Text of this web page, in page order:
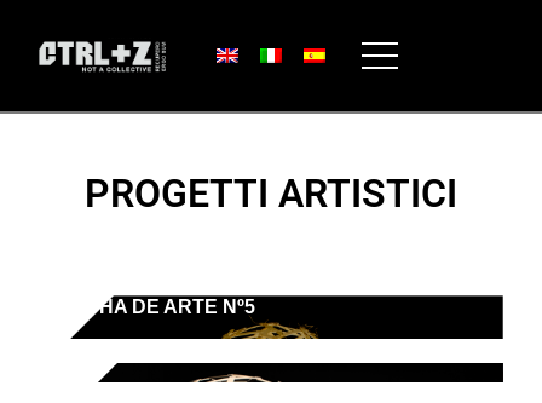
PROGETTI ARTISTICI
FICHA DE ARTE Nº5